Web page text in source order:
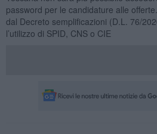
password per le candidature alle
dal Decreto semplificazioni (D.L. 76/
l’utilizzo di SPID, CNS o CIE